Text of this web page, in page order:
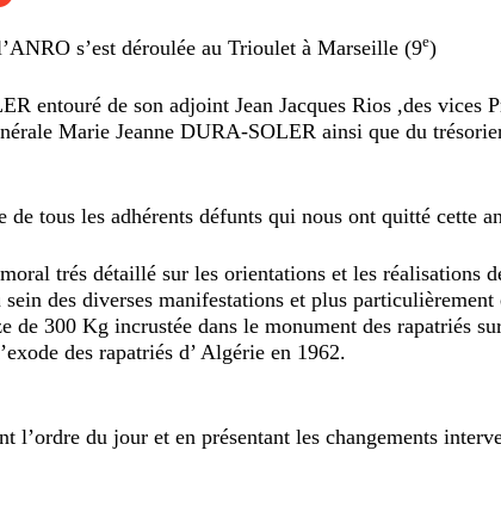
s’est déroulée au Trioulet à Marseille (9e)
entouré de son adjoint Jean Jacques Rios ,des vices
Marie Jeanne DURA-SOLER ainsi que du
tous les adhérents défunts qui nous ont quitté cette
trés détaillé sur les orientations et les réalisations
des diverses manifestations et plus particulièrement
de 300 Kg incrustée dans le monument des rapatriés
des rapatriés d’ Algérie en 1962.
l’ordre du jour et en présentant les changements